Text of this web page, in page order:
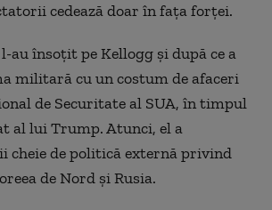
cedează doar în fața forței.
au însoțit pe Kellogg și după ce a
militară cu un costum de afaceri
de Securitate al SUA, în timpul
al lui Trump. Atunci, el a
cheie de politică externă privind
de Nord și Rusia.